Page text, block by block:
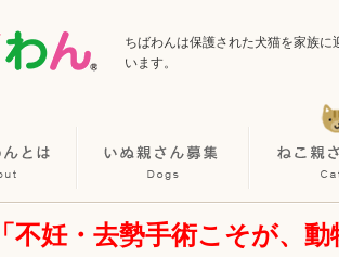
ちばわんは保護された犬猫を家族
います。
不妊・去勢手術こそが、